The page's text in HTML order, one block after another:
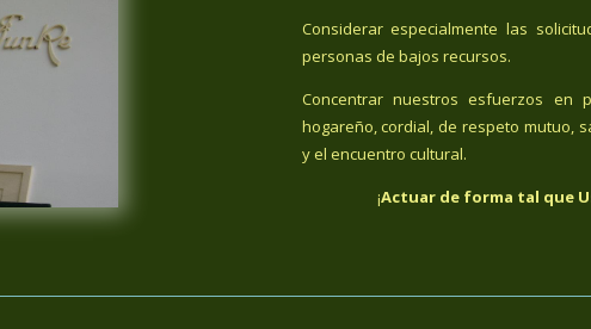
Considerar especialmente las
personas de bajos recursos.
Concentrar nuestros esfuerzos en
hogareño, cordial, de respeto mutuo,
y el encuentro cultural.
¡Actuar de forma tal que